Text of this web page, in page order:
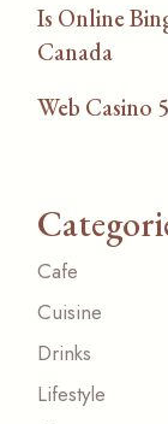
Is Online
Canada
Web Casino
Cafe
Cuisine
Drinks
Lifestyle